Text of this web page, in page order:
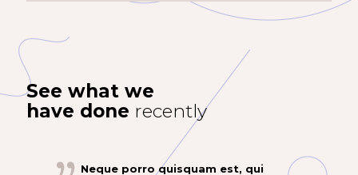
See what we
have done recently
Neque porro quisquam est, qui